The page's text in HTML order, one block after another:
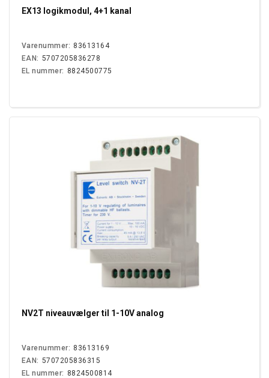
EX13 logikmodul, 4+1 kanal
Varenummer: 83613164
EAN: 5707205836278
EL nummer: 8824500775
NV2T niveauvælger til 1-10V analog
Varenummer: 83613169
EAN: 5707205836315
EL nummer: 8824500814